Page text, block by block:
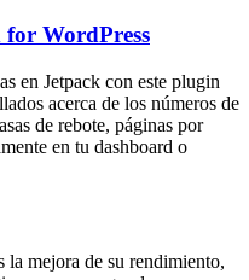
WordPress
en Jetpack con este plugin
acerca de los números de
de rebote, páginas por
en tu dashboard o
la mejora de su rendimiento,